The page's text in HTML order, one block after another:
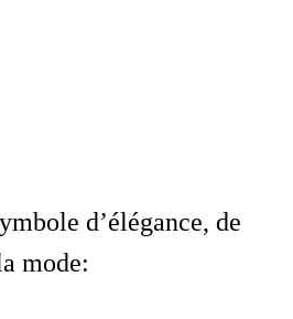
d’élégance, de
mode: